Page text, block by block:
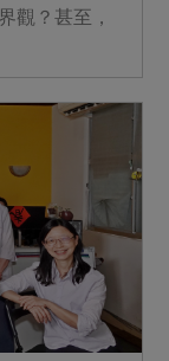
觀？甚至，